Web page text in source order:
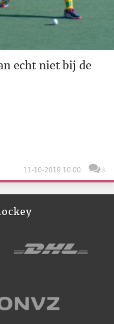
echt niet bij de
11-10-2019 10:00 3